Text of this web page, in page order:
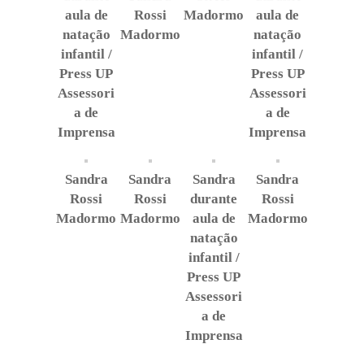
aula de
natação
infantil /
Press UP
Assessori
a de
Imprensa
Rossi
Madormo
Madormo
aula de
natação
infantil /
Press UP
Assessori
a de
Imprensa
Sandra
Rossi
Madormo
Sandra
Rossi
Madormo
Sandra
durante
aula de
natação
infantil /
Press UP
Assessori
a de
Imprensa
Sandra
Rossi
Madormo